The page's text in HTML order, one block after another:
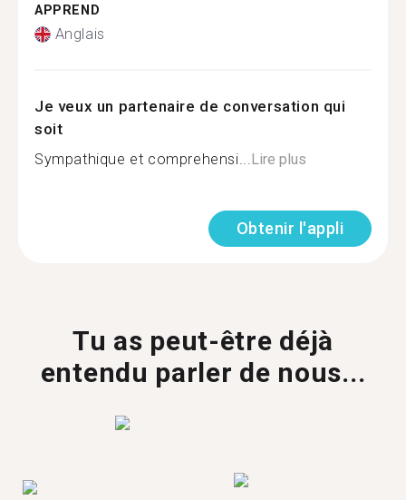
APPREND
Anglais
Je veux un partenaire de conversation qui
soit
Sympathique et comprehensi...Lire plus
Obtenir l'appli
Tu as peut-être déjà
entendu parler de nous...